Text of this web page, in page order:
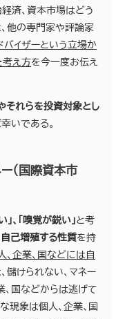
済、資本市場はどう
他の専門家や評論家
イザーという立場か
考え方を今一度お伝え
それらを投資対象とし
いである。
（国際資本市
い」、「嗅覚が鋭い」と考
自己増殖する性質を持
、企業、国などには自
儲けられない、マネー
、国などからは逃げて
現象は個人、企業、国